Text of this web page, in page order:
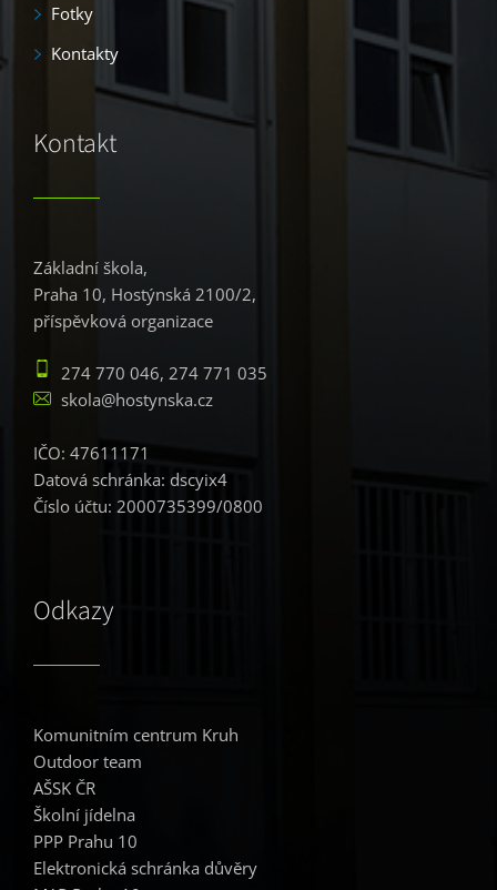
Fotky
Kontakty
Kontakt
Základní škola,
Praha 10, Hostýnská 2100/2,
příspěvková organizace
274 770 046, 274 771 035
skola@hostynska.cz
IČO: 47611171
Datová schránka: dscyix4
Číslo účtu: 2000735399/0800
Odkazy
Komunitním centrum Kruh
Outdoor team
AŠSK ČR
Školní jídelna
PPP Prahu 10
Elektronická schránka důvěry